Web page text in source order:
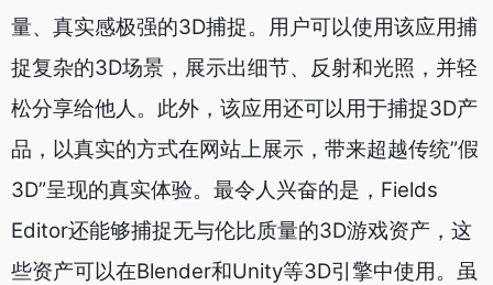
量、真实感极强的3D捕捉。用户可以使用该应用捕
捉复杂的3D场景，展示出细节、反射和光照，并轻
松分享给他人。此外，该应用还可以用于捕捉3D产
品，以真实的方式在网站上展示，带来超越传统”假
3D”呈现的真实体验。最令人兴奋的是，Fields
Editor还能够捕捉无与伦比质量的3D游戏资产，这
些资产可以在Blender和Unity等3D引擎中使用。虽